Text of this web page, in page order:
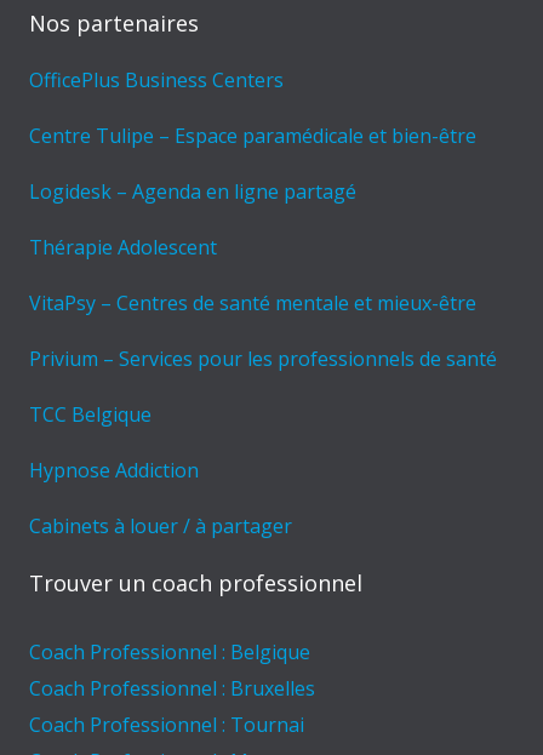
Nos partenaires
OfficePlus Business Centers
Centre Tulipe – Espace paramédicale et bien-être
Logidesk – Agenda en ligne partagé
Thérapie Adolescent
VitaPsy – Centres de santé mentale et mieux-être
Privium – Services pour les professionnels de santé
TCC Belgique
Hypnose Addiction
Cabinets à louer / à partager
Trouver un coach professionnel
Coach Professionnel : Belgique
Coach Professionnel : Bruxelles
Coach Professionnel : Tournai